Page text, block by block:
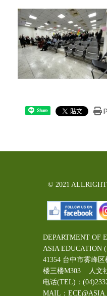
Share
© 2021
DEPARTMENT OF
ASIA EDUCATION
41354 台中市雾峰
楼三楼M303 人文
电话(TEL)：
MAIL：